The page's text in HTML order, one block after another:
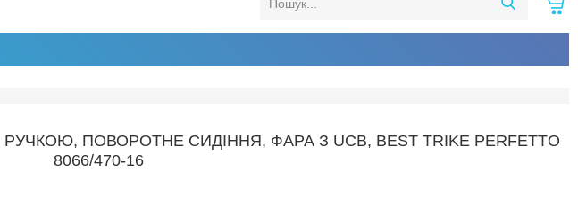
ПОВОРОТНЕ СИДІННЯ, ФАРА З UCB, BEST TRIKE PERFETTO
8066/470-16